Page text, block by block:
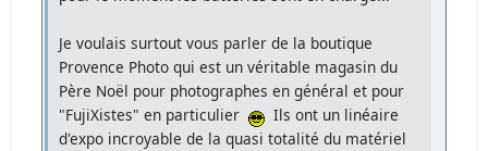
Je voulais surtout vous parler de la boutique
Provence Photo qui est un véritable magasin du
Père Noël pour photographes en général et pour
"FujiXistes" en particulier
Ils ont un linéaire
d'expo incroyable de la quasi totalité du matériel